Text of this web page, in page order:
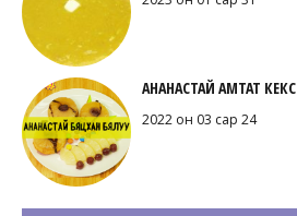
АНАНАСТАЙ АМТАТ КЕКС
2022 он 03 сар 24